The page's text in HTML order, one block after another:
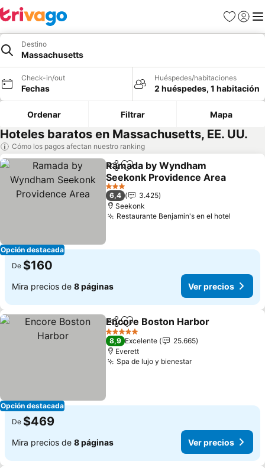
Favoritos
Iniciar
Destino
Massachusetts
Check-in/out
Fechas
Huéspedes/habitaciones
2 huéspedes, 1 habitación
Ordenar Filtrar Mapa
Hoteles baratos en Massachusetts, EE. UU.
Cómo los pagos afectan nuestro ranking
Opción destacada
CompartirAgregar a favoritos
Ramada by Wyndham
Seekonk Providence Area
3 Estrellas
6,4
3.425
Seekonk
Restaurante Benjamin's en el hotel
De $160
Mira precios de 8 páginas Ver precios
Opción destacada
CompartirAgregar a favoritos
Encore Boston Harbor
5 Estrellas
8,9 Excelente
25.665
Everett
Spa de lujo y bienestar
De $469
Mira precios de 8 páginas Ver precios